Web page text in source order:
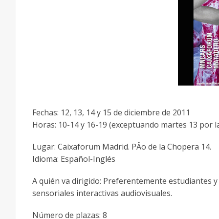
Fechas: 12, 13, 14 y 15 de diciembre de 2011
Horas: 10-14 y 16-19 (exceptuando martes 13 por
Lugar: Caixaforum Madrid. PÂo de la Chopera 14.
Idioma: Español-Inglés
A quién va dirigido: Preferentemente estudiantes
sensoriales interactivas audiovisuales.
Número de plazas: 8